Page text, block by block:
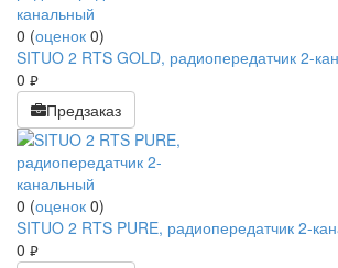
0 (оценок 0)
SITUO 2 RTS GOLD, радиопередатчик 2-
0 руб.
Предзаказ
0 (оценок 0)
SITUO 2 RTS PURE, радиопередатчик 2-
0 руб.